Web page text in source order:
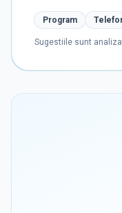
Program
Sugestiile sunt